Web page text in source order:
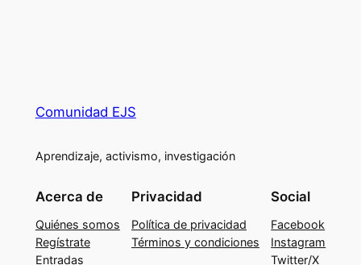
Comunidad EJS
Aprendizaje, activismo, investigación
Acerca de
Quiénes somos
Regístrate
Entradas
Privacidad
Política de privacidad
Términos y condiciones
Social
Facebook
Instagram
Twitter/X